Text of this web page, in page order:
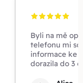
Byli na mě
telefonu mi
informace ke
dorazila do 3